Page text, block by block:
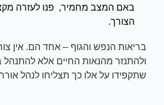
באם המצב מחמיר, פנו לעזרה
הצורך.
בריאות הנפש והגוף – אחד הם. אין
ולהתנזר מהנאות החיים אלא להתנהל
שתקפידו על אלו כך תצליחו לנהל